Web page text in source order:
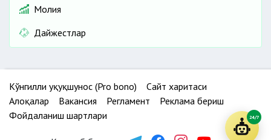
Молия
Дайжестлар
Кўнгилли ҳуқуқшунос (Pro bono)
Сайт харитаси
Алоқалар
Вакансия Регламент
Реклама бериш
Фойдаланиш шартлари
24/7